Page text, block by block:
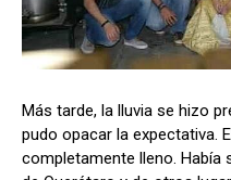
Más tarde, la lluvia se hizo
pudo opacar la expectativa.
completamente lleno. Había